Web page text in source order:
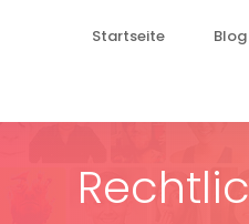
Startseite Blog